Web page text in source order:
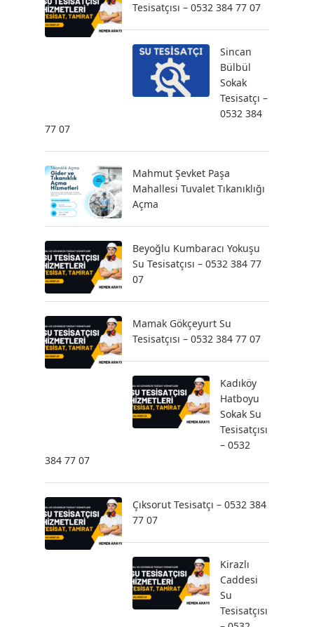
Tesisatçısı – 0532 384 77 07
Sincan
Bülbül
Sokak
Tesisatçı –
0532 384
77 07
Mahmut Şevket Paşa
Mahallesi Tuvalet Tıkanıklığı
Açma
Beyoğlu Kumbaracı Yokuşu
Su Tesisatçısı – 0532 384 77
07
Mamak Gökçeyurt Su
Tesisatçısı – 0532 384 77 07
Kadıköy
Hatboyu
Sokak Su
Tesisatçısı
– 0532
384 77 07
Çıksorut Tesisatçı – 0532 384
77 07
Kirazlı
Caddesi
Su
Tesisatçısı